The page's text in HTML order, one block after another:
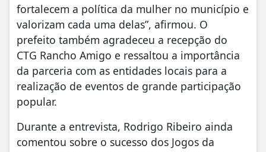
fortalecem a política da mulher no município e
valorizam cada uma delas”, afirmou. O
prefeito também agradeceu a recepção do
CTG Rancho Amigo e ressaltou a importância
da parceria com as entidades locais para a
realização de eventos de grande participação
popular.
Durante a entrevista, Rodrigo Ribeiro ainda
comentou sobre o sucesso dos Jogos da